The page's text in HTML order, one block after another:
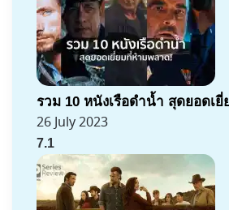
รวม 10 หนังเรือดำน้ำ สุดยอดเ
26 July 2023
7.1